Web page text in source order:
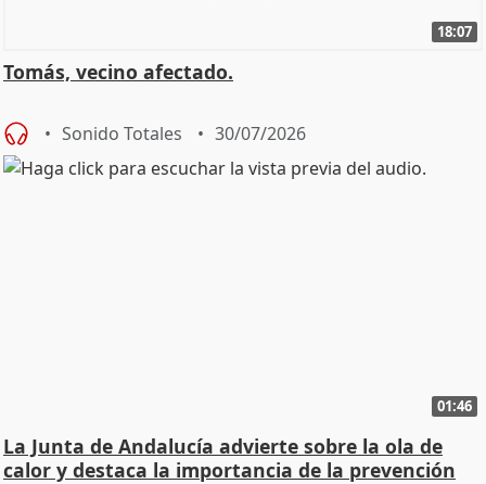
18:07
Tomás, vecino afectado.
Sonido Totales 30/07/2026
01:46
La Junta de Andalucía advierte sobre la ola de
calor y destaca la importancia de la prevención